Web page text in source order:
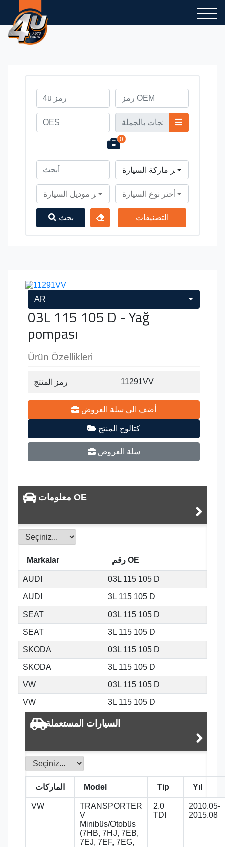
0
أختر ماركة السيارة
أختر موديل السيارة أختر نوع السيارة
بحث التصنيفات
AR
03L 115 105 D - Yağ
pompası
Ürün Özellikleri
رمز المنتج 11291VV
أضف الى سلة العروض
كتالوج المنتج
سلة العروض
معلومات OE
Markalar رقم OE
AUDI 03L 115 105 D
AUDI 3L 115 105 D
SEAT 03L 115 105 D
SEAT 3L 115 105 D
SKODA 03L 115 105 D
SKODA 3L 115 105 D
VW 03L 115 105 D
VW 3L 115 105 D
السيارات المستعملة
الماركات Model Tip Yıl
VW
TRANSPORTER
V
Minibüs/Otobüs
(7HB, 7HJ, 7EB,
7EJ, 7EF, 7EG,
2.0
TDI
2010.05-
2015.08